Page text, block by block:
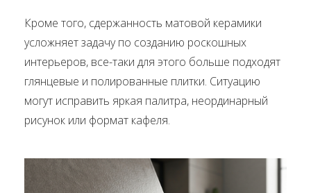
Кроме того, сдержанность матовой керамики
усложняет задачу по созданию роскошных
интерьеров, все-таки для этого больше подходят
глянцевые и полированные плитки. Ситуацию
могут исправить яркая палитра, неординарный
рисунок или формат кафеля.